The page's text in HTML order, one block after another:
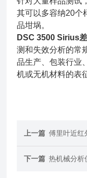
其可以多容纳20个
品坩埚。
DSC 3500 Sirius
测和失效分析的常
品生产、包装行业
机或无机材料的表
上一篇 傅里叶近红
下一篇 热机械分析